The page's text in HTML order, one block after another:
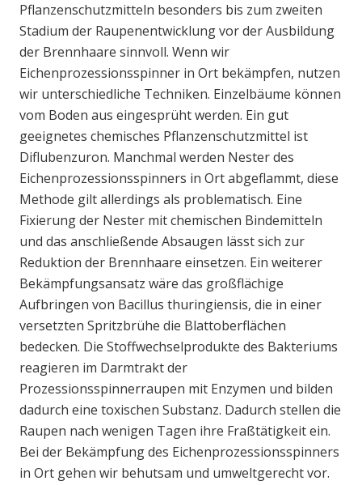
Pflanzenschutzmitteln besonders bis zum zweiten
Stadium der Raupenentwicklung vor der Ausbildung
der Brennhaare sinnvoll. Wenn wir
Eichenprozessionsspinner in Ort bekämpfen, nutzen
wir unterschiedliche Techniken. Einzelbäume können
vom Boden aus eingesprüht werden. Ein gut
geeignetes chemisches Pflanzenschutzmittel ist
Diflubenzuron. Manchmal werden Nester des
Eichenprozessionsspinners in Ort abgeflammt, diese
Methode gilt allerdings als problematisch. Eine
Fixierung der Nester mit chemischen Bindemitteln
und das anschließende Absaugen lässt sich zur
Reduktion der Brennhaare einsetzen. Ein weiterer
Bekämpfungsansatz wäre das großflächige
Aufbringen von Bacillus thuringiensis, die in einer
versetzten Spritzbrühe die Blattoberflächen
bedecken. Die Stoffwechselprodukte des Bakteriums
reagieren im Darmtrakt der
Prozessionsspinnerraupen mit Enzymen und bilden
dadurch eine toxischen Substanz. Dadurch stellen die
Raupen nach wenigen Tagen ihre Fraßtätigkeit ein.
Bei der Bekämpfung des Eichenprozessionsspinners
in Ort gehen wir behutsam und umweltgerecht vor.